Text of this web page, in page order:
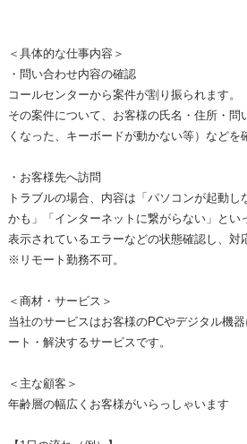
＜具体的な仕事内容＞
・問い合わせ内容の確認
コールセンターから案件が割り振られます。
その案件について、お客様の氏名・住所・問
くなった、キーボードが動かない等）などを
・お客様先へ訪問
トラブルの場合、内容は「パソコンが起動
かも」「インターネットに繋がらない」とい
表示されているエラーなどの状態確認し、対
※リモート勤務不可。
＜商材・サービス＞
当社のサービスはお客様のPCやデジタル機
ート・解決するサービスです。
＜主な顧客＞
年齢層の幅広くお客様がいらっしゃいます